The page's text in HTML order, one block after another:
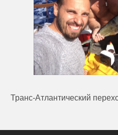
Транс-Атлантический